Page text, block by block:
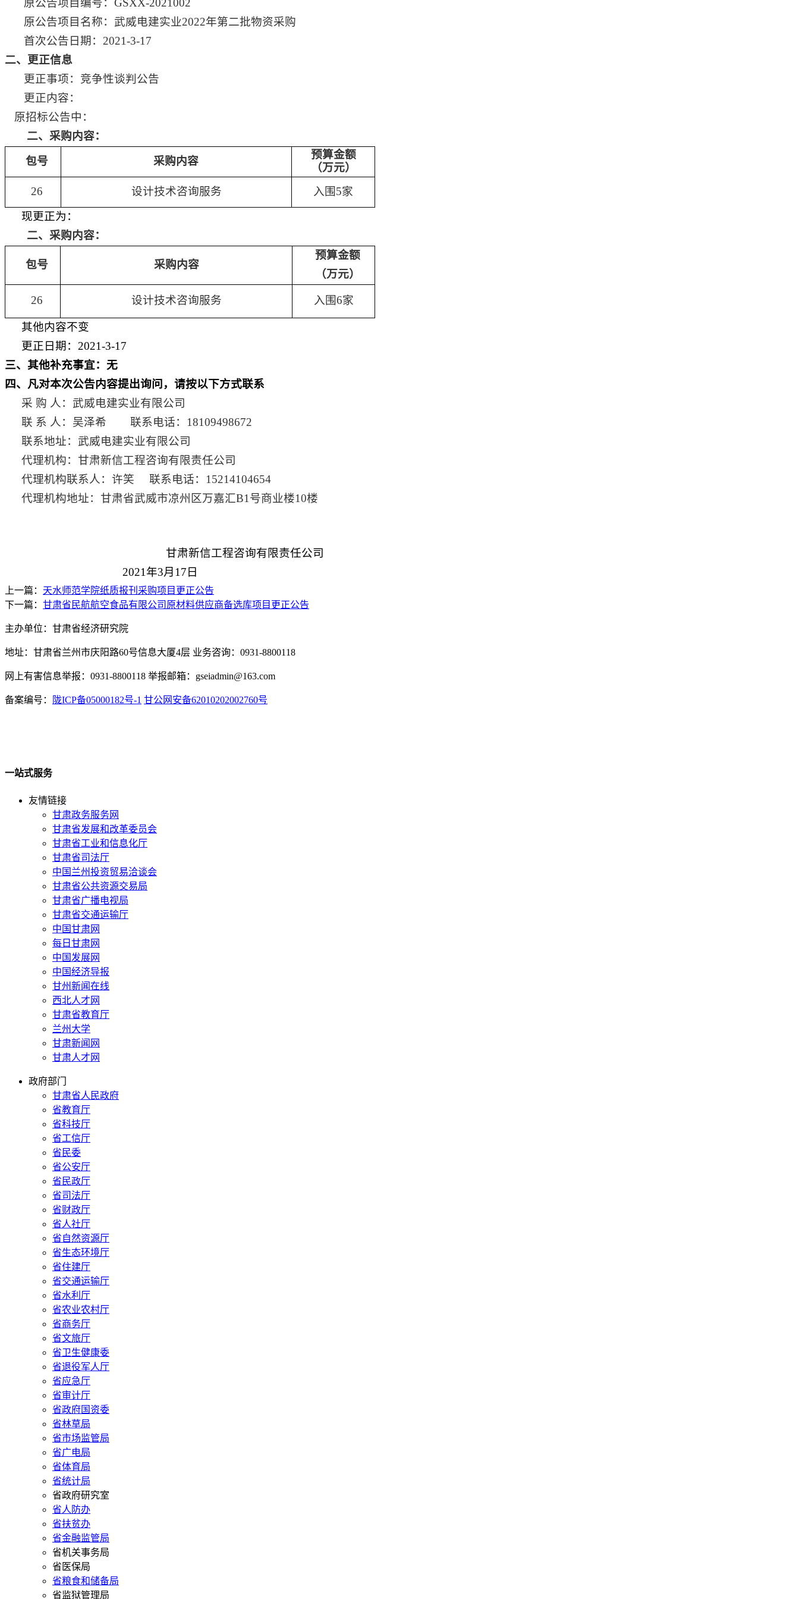
原公告项目编号： GSXX-2021002
原公告项目名称：武威电建实业2022年第二批物资采购
首次公告日期： 2021-3-17
二、更正信息
更正事项：竞争性谈判公告
更正内容：
原招标公告中：
二、采购内容：
包号
采购内容
预算金额
（万元）
26
设计技术咨询服务 入围5家
现更正为：
二、采购内容：
包号 采购内容
预算金额
（万元）
26 设计技术咨询服务 入围6家
其他内容不变
更正日期： 2021-3-17
三、其他补充事宜：无
四、凡对本次公告内容提出询问，请按以下方式联系
采 购 人：武威电建实业有限公司
联 系 人：吴泽希
联系电话： 18109498672
联系地址：武威电建实业有限公司
代理机构：甘肃新信工程咨询有限责任公司
代理机构联系人：许笑
联系电话： 15214104654
代理机构地址：甘肃省武威市凉州区万嘉汇B1 号商业楼10楼
甘肃新信工程咨询有限责任公司
2021年3月 17 日
上一篇： 天水师范学院纸质报刊采购项目更正公告
下一篇： 甘肃省民航航空食品有限公司原材料供应商备选库项目更正公告
主办单位：甘肃省经济研究院
地址：甘肃省兰州市庆阳路60号信息大厦4层 业务咨询：0931-8800118
网上有害信息举报：0931-8800118 举报邮箱：gseiadmin@163.com
备案编号： 陇ICP备05000182号-1 甘公网安备62010202002760号
一站式服务
友情链接
甘肃政务服务网
甘肃省发展和改革委员会
甘肃省工业和信息化厅
甘肃省司法厅
中国兰州投资贸易洽谈会
甘肃省公共资源交易局
甘肃省广播电视局
甘肃省交通运输厅
中国甘肃网
每日甘肃网
中国发展网
中国经济导报
甘州新闻在线
西北人才网
甘肃省教育厅
兰州大学
甘肃新闻网
甘肃人才网
政府部门
甘肃省人民政府
省教育厅
省科技厅
省工信厅
省民委
省公安厅
省民政厅
省司法厅
省财政厅
省人社厅
省自然资源厅
省生态环境厅
省住建厅
省交通运输厅
省水利厅
省农业农村厅
省商务厅
省文旅厅
省卫生健康委
省退役军人厅
省应急厅
省审计厅
省政府国资委
省林草局
省市场监管局
省广电局
省体育局
省统计局
省政府研究室
省人防办
省扶贫办
省金融监管局
省机关事务局
省医保局
省粮食和储备局
省监狱管理局